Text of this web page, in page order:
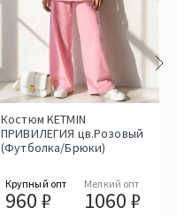
Костюм KETMIN
ПРИВИЛЕГИЯ цв.Розовый
(Футболка/Брюки)
Крупный опт
960 ₽
Мелкий опт
1060 ₽